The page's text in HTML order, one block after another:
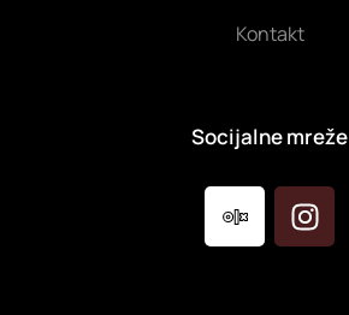
Kontakt
Socijalne mreže